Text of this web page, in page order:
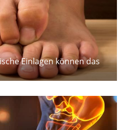
Einlagen können das